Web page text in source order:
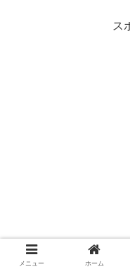
ス
メニュー ホーム